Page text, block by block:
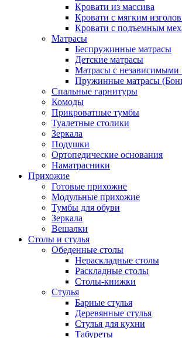
Кровати из массива
Кровати с мягким
Кровати с подъемным
Матрасы
Беспружинные матрасы
Детские матрасы
Матрасы с
Пружинные матрасы
Спальные гарнитуры
Комоды
Прикроватные тумбы
Туалетные столики
Зеркала
Подушки
Ортопедические основания
Наматрасники
Прихожие
Готовые прихожие
Модульные прихожие
Тумбы для обуви
Зеркала
Вешалки
Столы и стулья
Обеденные столы
Нераскладные столы
Раскладные столы
Столы-книжки
Стулья
Барные стулья
Деревянные стулья
Стулья для кухни
Табуреты